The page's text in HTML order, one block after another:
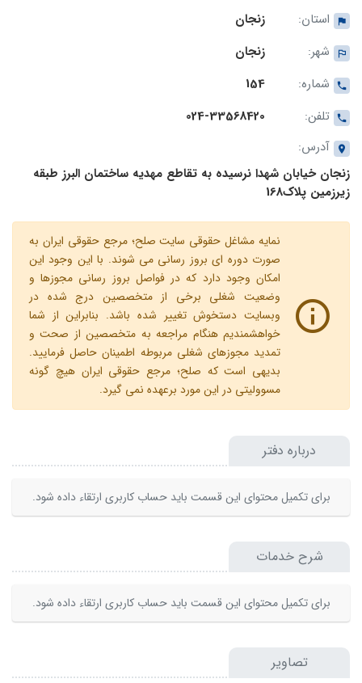
استان:
زنجان
شهر:
زنجان
شماره:
154
تلفن:
024-33568420
آدرس:
زنجان خیابان شهدا نرسیده به تقاطع مهدیه ساختمان البرز طبقه
زیرزمین پلاک168
نمایه مشاغل حقوقی سایت صلح؛ مرجع حقوقی ایران به
صورت دوره ای بروز رسانی می شوند. با این وجود این
امکان وجود دارد که در فواصل بروز رسانی مجوزها و
وضعیت شغلی برخی از متخصصین درج شده در
وبسایت دستخوش تغییر شده باشد. بنابراین از شما
خواهشمندیم هنگام مراجعه به متخصصین از صحت و
تمدید مجوزهای شغلی مربوطه اطمینان حاصل فرمایید.
بدیهی است که صلح؛ مرجع حقوقی ایران هیچ گونه
مسوولیتی در این مورد برعهده نمی گیرد.
درباره دفتر
برای تکمیل محتوای این قسمت باید حساب کاربری ارتقاء داده شود.
شرح خدمات
برای تکمیل محتوای این قسمت باید حساب کاربری ارتقاء داده شود.
تصاویر